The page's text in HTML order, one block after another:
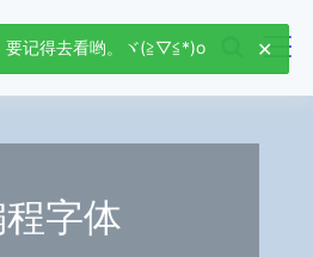
字体
要记得去看哟。ヾ(≧▽≦*)o